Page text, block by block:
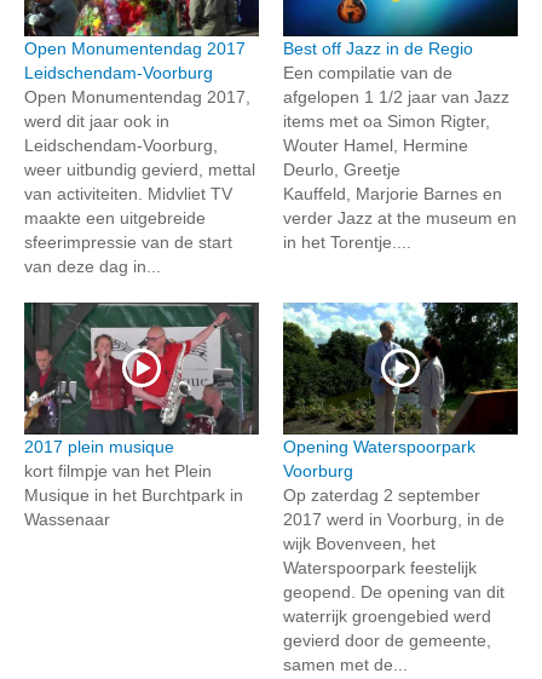
Open Monumentendag 2017
Leidschendam-Voorburg
Open Monumentendag 2017,
werd dit jaar ook in
Leidschendam-Voorburg,
weer uitbundig gevierd, mettal
van activiteiten. Midvliet TV
maakte een uitgebreide
sfeerimpressie van de start
van deze dag in...
Best off Jazz in de Regio
Een compilatie van de
afgelopen 1 1/2 jaar van Jazz
items met oa Simon Rigter,
Wouter Hamel, Hermine
Deurlo, Greetje
Kauffeld, Marjorie Barnes en
verder Jazz at the museum en
in het Torentje....
2017 plein musique
kort filmpje van het Plein
Musique in het Burchtpark in
Wassenaar
Opening Waterspoorpark
Voorburg
Op zaterdag 2 september
2017 werd in Voorburg, in de
wijk Bovenveen, het
Waterspoorpark feestelijk
geopend. De opening van dit
waterrijk groengebied werd
gevierd door de gemeente,
samen met de...